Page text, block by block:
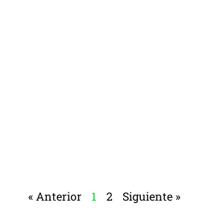
« Anterior 1 2 Siguiente »